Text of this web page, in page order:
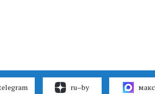
ru–by макс